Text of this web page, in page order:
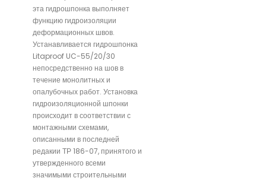
эта гидрошпонка выполняет
функцию гидроизоляции
деформационных швов.
Устанавливается гидрошпонка
Litaproof UC-55/20/30
непосредственно на шов в
течение монолитных и
опалубочных работ. Установка
гидроизоляционной шпонки
происходит в соответствии с
монтажными схемами,
описанными в последней
редакии ТР 186-07, принятого и
утвержденного всеми
значимыми строительными